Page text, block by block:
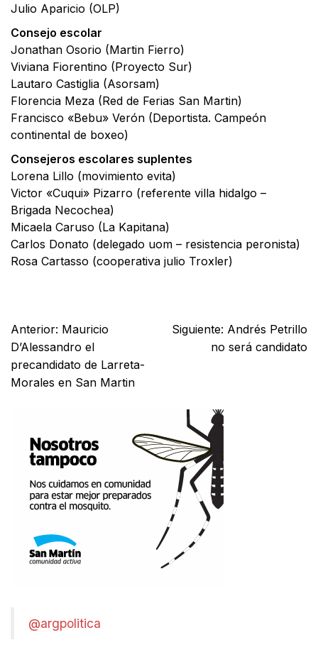
Julio Aparicio (OLP)
Consejo escolar
Jonathan Osorio (Martin Fierro)
Viviana Fiorentino (Proyecto Sur)
Lautaro Castiglia (Asorsam)
Florencia Meza (Red de Ferias San Martin)
Francisco «Bebu» Verón (Deportista. Campeón
continental de boxeo)
Consejeros escolares suplentes
Lorena Lillo (movimiento evita)
Victor «Cuqui» Pizarro (referente villa hidalgo –
Brigada Necochea)
Micaela Caruso (La Kapitana)
Carlos Donato (delegado uom – resistencia peronista)
Rosa Cartasso (cooperativa julio Troxler)
Anterior: Mauricio
D’Alessandro el
precandidato de Larreta-
Morales en San Martin
Siguiente: Andrés Petrillo
no será candidato
@argpolitica